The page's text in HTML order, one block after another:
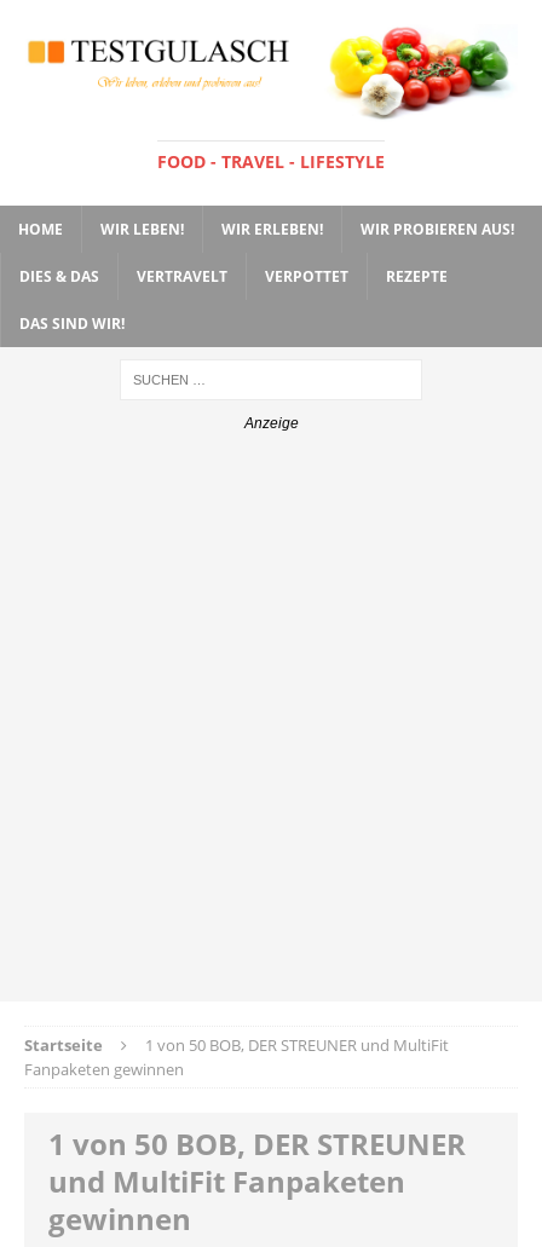
FOOD - TRAVEL - LIFESTYLE
HOME WIR LEBEN! WIR ERLEBEN! WIR PROBIEREN AUS!
DIES & DAS VERTRAVELT VERPOTTET REZEPTE
DAS SIND WIR!
Startseite
1 von 50 BOB, DER STREUNER und MultiFit
Fanpaketen gewinnen
1 von 50 BOB, DER STREUNER
und MultiFit Fanpaketen
gewinnen